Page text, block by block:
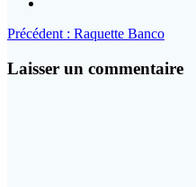
Navigation
de
Précédent : Article
:
Raquette Banco
Laisser un commentaire